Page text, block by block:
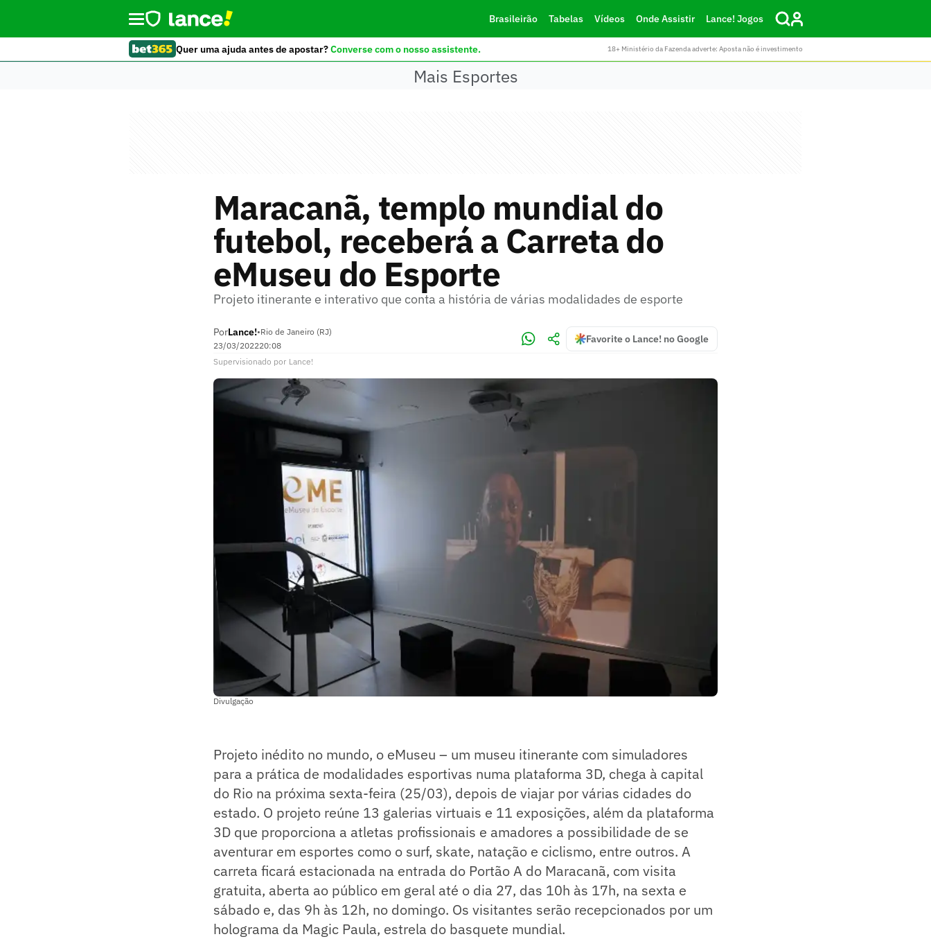
Brasileirão Tabelas Vídeos Onde Assistir Lance! Jogos
Quer uma ajuda antes de apostar?Converse com o nosso assistente. 18+ Ministério da Fazenda adverte: Aposta não é investimento
Mais Esportes
Maracanã, templo mundial do
futebol, receberá a Carreta do
eMuseu do Esporte
Projeto itinerante e interativo que conta a história de várias modalidades de esporte
PorLance!•Rio de Janeiro (RJ)
23/03/202220:08
Favorite o Lance! no Google
Supervisionado por Lance!
Divulgação
Projeto inédito no mundo, o eMuseu – um museu itinerante com simuladores
para a prática de modalidades esportivas numa plataforma 3D, chega à capital
do Rio na próxima sexta-feira (25/03), depois de viajar por várias cidades do
estado. O projeto reúne 13 galerias virtuais e 11 exposições, além da plataforma
3D que proporciona a atletas profissionais e amadores a possibilidade de se
aventurar em esportes como o surf, skate, natação e ciclismo, entre outros. A
carreta ficará estacionada na entrada do Portão A do Maracanã, com visita
gratuita, aberta ao público em geral até o dia 27, das 10h às 17h, na sexta e
sábado e, das 9h às 12h, no domingo. Os visitantes serão recepcionados por um
holograma da Magic Paula, estrela do basquete mundial.